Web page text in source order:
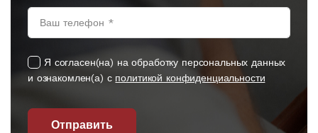
Я согласен(на) на обработку персональных данных
и ознакомлен(а) с политикой конфиденциальности
Отправить